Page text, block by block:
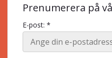
Prenumerera på
E-post: *